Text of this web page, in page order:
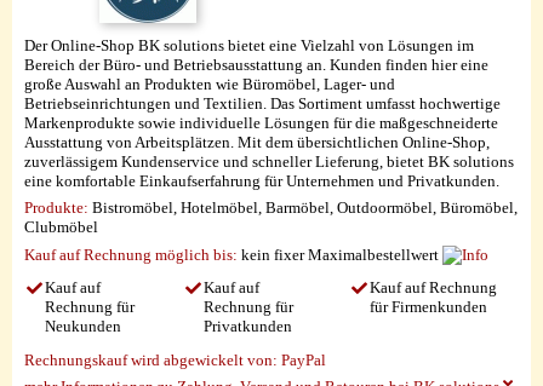
Der Online-Shop BK solutions bietet eine Vielzahl von Lösungen im
Bereich der Büro- und Betriebsausstattung an. Kunden finden hier eine
große Auswahl an Produkten wie Büromöbel, Lager- und
Betriebseinrichtungen und Textilien. Das Sortiment umfasst hochwertige
Markenprodukte sowie individuelle Lösungen für die maßgeschneiderte
Ausstattung von Arbeitsplätzen. Mit dem übersichtlichen Online-Shop,
zuverlässigem Kundenservice und schneller Lieferung, bietet BK solutions
eine komfortable Einkaufserfahrung für Unternehmen und Privatkunden.
Produkte: Bistromöbel, Hotelmöbel, Barmöbel, Outdoormöbel, Büromöbel,
Clubmöbel
Kauf auf Rechnung möglich bis: kein fixer Maximalbestellwert
Kauf auf
Rechnung für
Neukunden
Kauf auf
Rechnung für
Privatkunden
Kauf auf Rechnung
für Firmenkunden
Rechnungskauf wird abgewickelt von: PayPal